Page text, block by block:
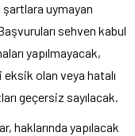
uymayan
sehven kabul
yapılmayacak,
olan veya hatalı
geçersiz sayılacak.
haklarında yapılacak